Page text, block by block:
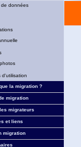
données
d'utilisation
la migration ?
migration
migrateurs
et liens
migration